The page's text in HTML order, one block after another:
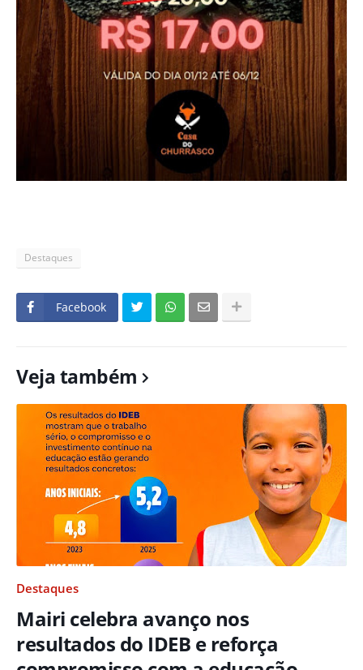
Destaques
Facebook
Veja também
Destaques
Mairi celebra avanço nos
resultados do IDEB e reforça